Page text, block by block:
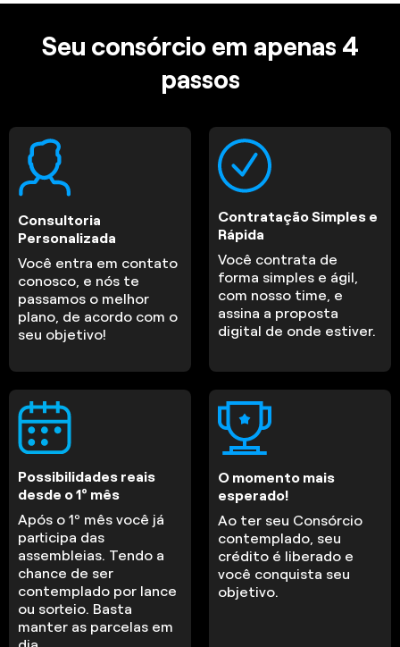
Seu consórcio em apenas 4
passos
Consultoria
Personalizada
Você entra em contato
conosco, e nós te
passamos o melhor
plano, de acordo com o
seu objetivo!
Contratação Simples e
Rápida
Você contrata de
forma simples e ágil,
com nosso time, e
assina a proposta
digital de onde estiver.
Possibilidades reais
desde o 1º mês
Após o 1º mês você já
participa das
assembleias. Tendo a
chance de ser
contemplado por lance
ou sorteio. Basta
manter as parcelas em
O momento mais
esperado!
Ao ter seu Consórcio
contemplado, seu
crédito é liberado e
você conquista seu
objetivo.